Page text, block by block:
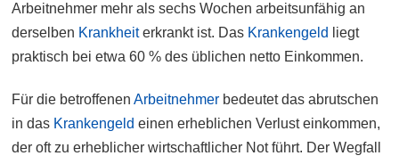
Arbeitnehmer mehr als sechs Wochen arbeitsunfähig an
derselben Krankheiterkrankt ist. Das Krankengeld
liegt
praktisch bei etwa 60 % des üblichen netto Einkommen.
Für die betroffenenArbeitnehmer bedeutet das abrutschen
in das Krankengeld einen erheblichen Verlust einkommen,
der oft zu erheblicher wirtschaftlicher Not führt. Der Wegfall